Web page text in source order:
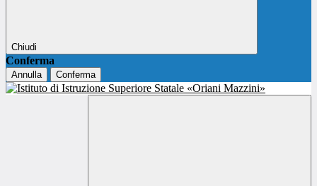
Chiudi
Conferma
Annulla Conferma